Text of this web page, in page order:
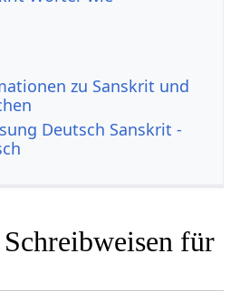
zu Sanskrit und
Deutsch Sanskrit -
für